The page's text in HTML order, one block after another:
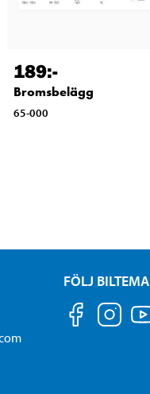
189:-
Bromsbelägg
65-000
FÖLJ BILTEMA